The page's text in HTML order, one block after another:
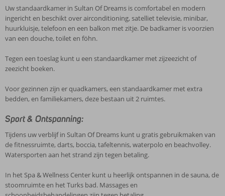
Uw standaardkamer in Sultan Of Dreams is comfortabel en modern
ingericht en beschikt over airconditioning, satelliet televisie, minibar,
huurkluisje, telefoon en een balkon met zitje. De badkamer is voorzien
van een douche, toilet en föhn.
Tegen een toeslag kunt u een standaardkamer met zijzeezicht of
zeezicht boeken.
Voor gezinnen zijn er quadkamers, een standaardkamer met extra
bedden, en familiekamers, deze bestaan uit 2 ruimtes.
Sport & Ontspanning:
Tijdens uw verblijf in Sultan Of Dreams kunt u gratis gebruikmaken van
de fitnessruimte, darts, boccia, tafeltennis, waterpolo en beachvolley.
Watersporten aan het strand zijn tegen betaling.
In het Spa & Wellness Center kunt u heerlijk ontspannen in de sauna, de
stoomruimte en het Turks bad. Massages en